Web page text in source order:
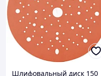
Шлифовальный диск 150